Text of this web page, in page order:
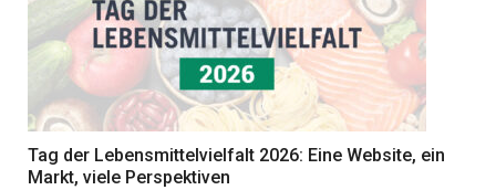
Tag der Lebensmittelvielfalt 2026: Eine Website, ein
Markt, viele Perspektiven